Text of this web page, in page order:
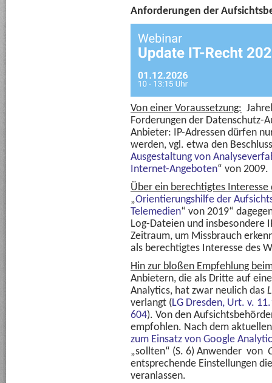
Anforderungen der
Von einer Voraussetzung:
Forderungen der Datenschutz-
Anbieter: IP-Adressen dürfen
werden, vgl. etwa den
Ausgestaltung von
Internet-Angeboten“ von 2009.
Über ein berechtigtes
„Orientierungshilfe der
Telemedien“ von 2019“
Log-Dateien und insbesondere
Zeitraum, um Missbrauch
als berechtigtes Interesse des
Hin zur bloßen Empfehlung
Anbietern, die als Dritte auf
Analytics, hat zwar neulich das
verlangt (LG Dresden, Urt. v.
604). Von den
empfohlen. Nach dem
zum Einsatz von Google
„sollten“ (S. 6) Anwender von
entsprechende Einstellungen
veranlassen.